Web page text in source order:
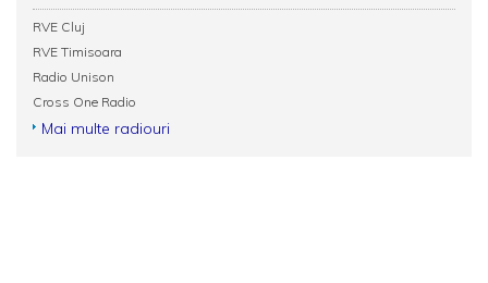
RVE Cluj
RVE Timisoara
Radio Unison
Cross One Radio
Mai multe radiouri